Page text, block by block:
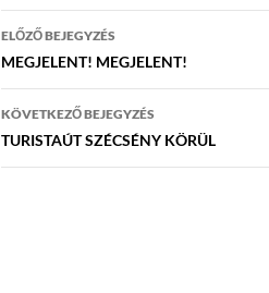
Bejegyzés
navigáció
ELŐZŐ BEJEGYZÉS
MEGJELENT! MEGJELENT!
KÖVETKEZŐ BEJEGYZÉS
TURISTAÚT SZÉCSÉNY KÖRÜL